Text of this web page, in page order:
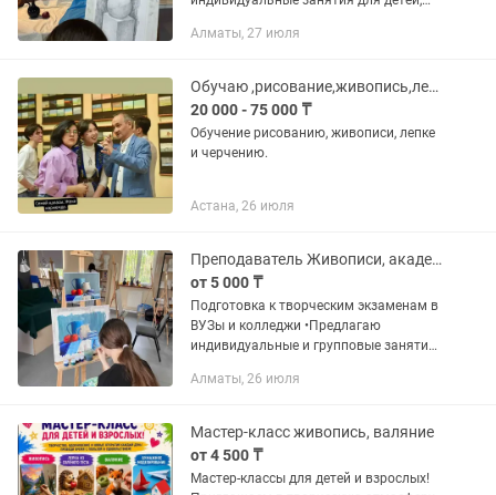
подойдет как для начинающих, так и
Алматы, 27 июля
Обучаю ,рисование,живопись,лепка,резьба по дереву.
20 000 - 75 000 ₸
Обучение рисованию, живописи, лепке
и черчению.
Астана, 26 июля
Преподаватель Живописи, академического рисунка, изо
от 5 000 ₸
Подготовка к творческим экзаменам в
ВУЗы и колледжи •Предлагаю
индивидуальные и групповые занятия
и композиции для абитуриентов,
ВУЗы,...
Алматы, 26 июля
Мастер-класс живопись, валяние
от 4 500 ₸
Мастер-классы для детей и взрослых!